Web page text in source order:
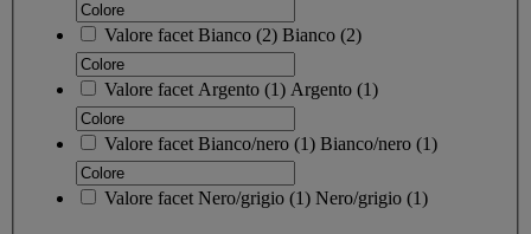
Valore facet Bianco (2) Bianco (2)
Valore facet Argento (1) Argento (1)
Valore facet Bianco/nero (1) Bianco/nero (1)
Valore facet Nero/grigio (1) Nero/grigio (1)